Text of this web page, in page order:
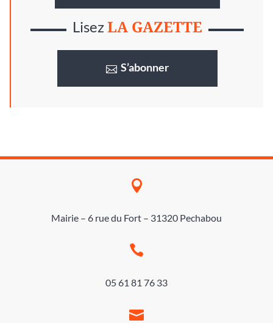
LisezLA GAZETTE
S’abonner

Mairie – 6 rue du Fort – 31320 Pechabou

05 61 81 76 33
